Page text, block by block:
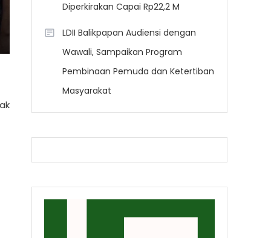
Diperkirakan Capai Rp22,2 M
LDII Balikpapan Audiensi dengan
Wawali, Sampaikan Program
Pembinaan Pemuda dan Ketertiban
Masyarakat